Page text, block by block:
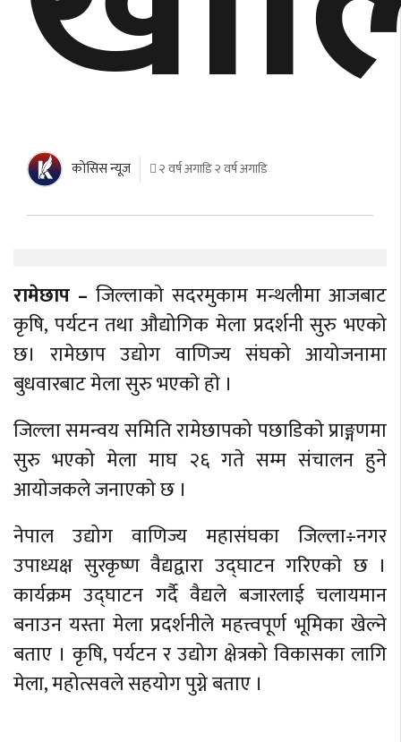
काेसिस न्यूज २ वर्ष अगाडि २ वर्ष अगाडि
रामेछाप – जिल्लाकाे सदरमुकाम मन्थलीमा आजबाट
कृषि, पर्यटन तथा औद्योगिक मेला प्रदर्शनी सुरु भएको
छ। रामेछाप उद्योग वाणिज्य संघको आयोजनामा
बुधवारबाट मेला सुरु भएकाे हाे ।
जिल्ला समन्वय समिति रामेछापको पछाडिकाे प्राङ्गणमा
सुरु भएको मेला माघ २६ गते सम्म संचालन हुने
आयाेजकले जनाएकाे छ ।
नेपाल उद्योग वाणिज्य महासंघका जिल्ला÷नगर
उपाध्यक्ष सुरकृष्ण वैद्यद्वारा उद्घाटन गरिएकाे छ ।
कार्यक्रम उद्घाटन गर्दै वैद्यले बजारलाई चलायमान
बनाउन यस्ता मेला प्रदर्शनीले महत्त्वपूर्ण भूमिका खेल्ने
बताए । कृषि, पर्यटन र उद्योग क्षेत्रको विकासका लागि
मेला, महोत्सवले सहयोग पुग्ने बताए ।